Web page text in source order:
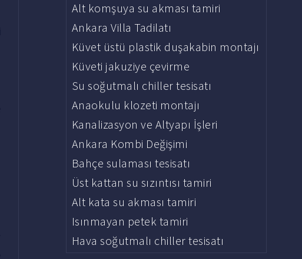
Alt komşuya su akması tamiri
Ankara Villa Tadilatı
Küvet üstü plastik duşakabin montajı
Küveti jakuziye çevirme
Su soğutmalı chiller tesisatı
Anaokulu klozeti montajı
Kanalizasyon ve Altyapı İşleri
Ankara Kombi Değişimi
Bahçe sulaması tesisatı
Üst kattan su sızıntısı tamiri
Alt kata su akması tamiri
Isınmayan petek tamiri
Hava soğutmalı chiller tesisatı